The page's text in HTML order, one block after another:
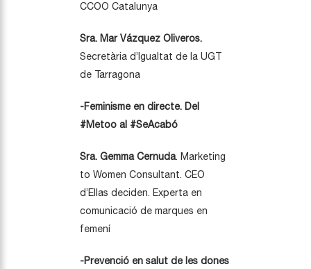
CCOO Catalunya
Sra. Mar Vázquez Oliveros.
Secretària d’Igualtat de la UGT
de Tarragona
-Feminisme en directe. Del
#Metoo al #SeAcabó
Sra. Gemma Cernuda. Marketing
to Women Consultant. CEO
d’Ellas deciden. Experta en
comunicació de marques en
femení
-Prevenció en salut de les dones